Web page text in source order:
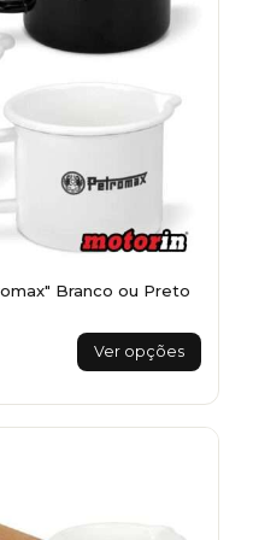
Branco ou Preto
29,99€
Ver opções
This
product
multiple
variants.